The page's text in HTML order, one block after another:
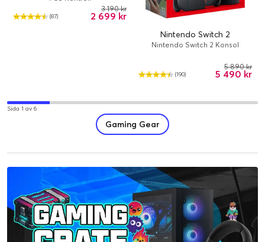
(87) 2 699 kr
3 190 kr
Nintendo Switch 2
Nintendo Switch 2 Konsol
(190) 5 490 kr
5 890 kr
Sida 1 av 6
Gaming Gear